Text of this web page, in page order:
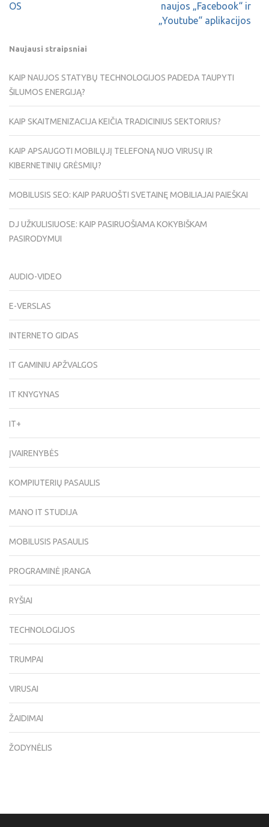
OS
naujos „Facebook“ ir
„Youtube“ aplikacijos
Naujausi straipsniai
KAIP NAUJOS STATYBŲ TECHNOLOGIJOS PADEDA TAUPYTI
ŠILUMOS ENERGIJĄ?
KAIP SKAITMENIZACIJA KEIČIA TRADICINIUS SEKTORIUS?
KAIP APSAUGOTI MOBILŲJĮ TELEFONĄ NUO VIRUSŲ IR
KIBERNETINIŲ GRĖSMIŲ?
MOBILUSIS SEO: KAIP PARUOŠTI SVETAINĘ MOBILIAJAI PAIEŠKAI
DJ UŽKULISIUOSE: KAIP PASIRUOŠIAMA KOKYBIŠKAM
PASIRODYMUI
AUDIO-VIDEO
E-VERSLAS
INTERNETO GIDAS
IT GAMINIU APŽVALGOS
IT KNYGYNAS
IT+
ĮVAIRENYBĖS
KOMPIUTERIŲ PASAULIS
MANO IT STUDIJA
MOBILUSIS PASAULIS
PROGRAMINĖ ĮRANGA
RYŠIAI
TECHNOLOGIJOS
TRUMPAI
VIRUSAI
ŽAIDIMAI
ŽODYNĖLIS